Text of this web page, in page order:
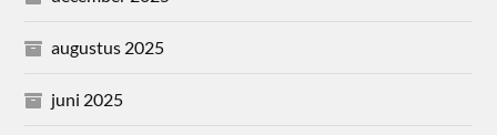
augustus 2025
juni 2025